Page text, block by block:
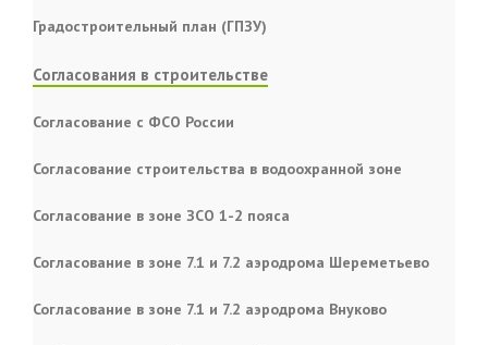
Градостроительный план (ГПЗУ)
Согласования в строительстве
Согласование с ФСО России
Согласование строительства в водоохранной зоне
Согласование в зоне ЗСО 1-2 пояса
Согласование в зоне 7.1 и 7.2 аэродрома Шереметьево
Согласование в зоне 7.1 и 7.2 аэродрома Внуково